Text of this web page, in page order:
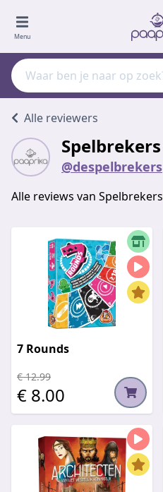
Menu
Alle reviewers
Spelbrekers
@despelbrekers
Alle reviews van Spelbrekers
7 Rounds
€ 12.99
€ 8.00